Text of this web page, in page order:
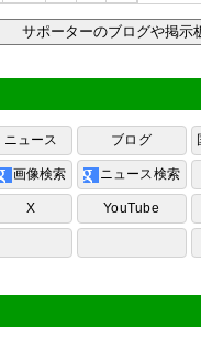
サポーターのブログや掲
ニュース ブログ
画像検索 ニュース検索
X YouTube